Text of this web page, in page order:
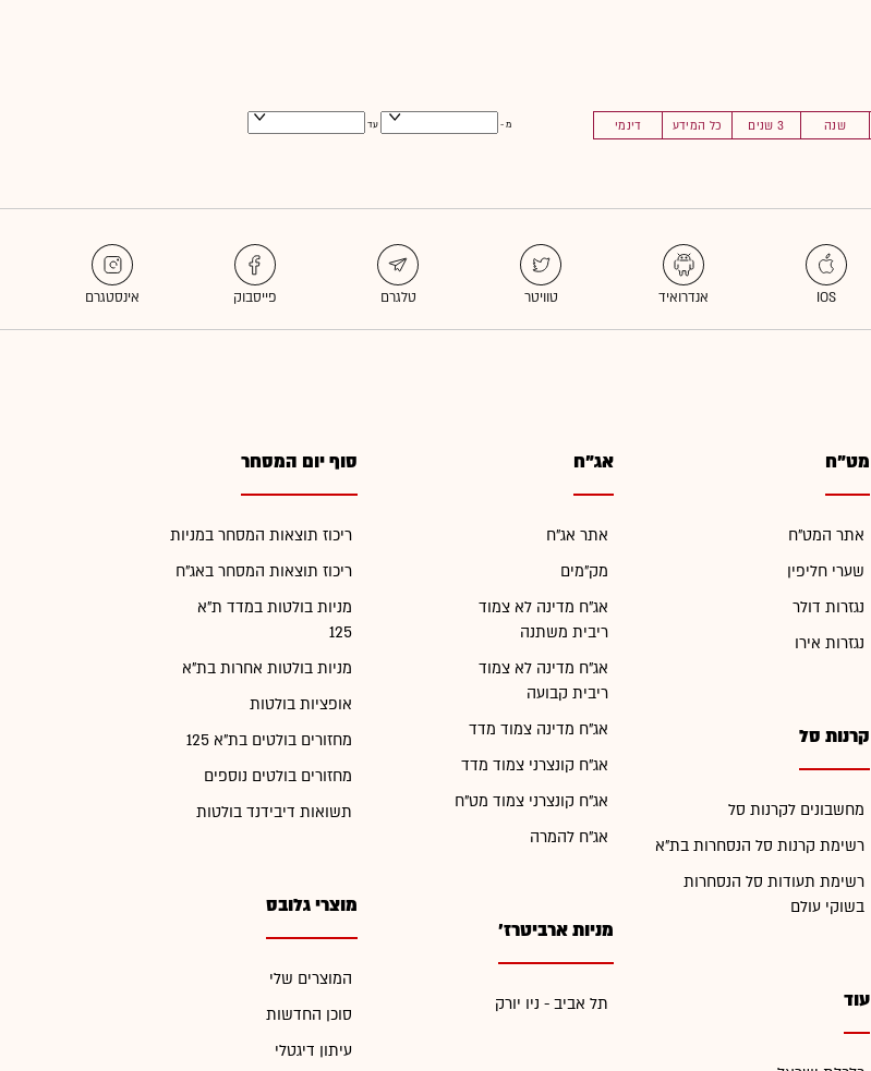
שנה 3 שנים כל המידע דינמי מ - עד
מט"ח
אתר המט"ח
שערי חליפין
נגזרות דולר
נגזרות אירו
קרנות סל
מחשבונים לקרנות סל
רשימת קרנות סל הנסחרות בת"א
רשימת תעודות סל הנסחרות
בשוקי עולם
עוד
אג"ח
אתר אג"ח
מק"מים
אג"ח מדינה לא צמוד
ריבית משתנה
אג"ח מדינה לא צמוד
ריבית קבועה
אג"ח מדינה צמוד מדד
אג"ח קונצרני צמוד מדד
אג"ח קונצרני צמוד מט"ח
אג"ח להמרה
מניות ארביטרז'
תל אביב - ניו יורק
סוף יום המסחר
ריכוז תוצאות המסחר במניות
ריכוז תוצאות המסחר באג"ח
מניות בולטות במדד ת"א
125
מניות בולטות אחרות בת"א
אופציות בולטות
מחזורים בולטים בת"א 125
מחזורים בולטים נוספים
תשואות דיבידנד בולטות
מוצרי גלובס
המוצרים שלי
סוכן החדשות
עיתון דיגטלי